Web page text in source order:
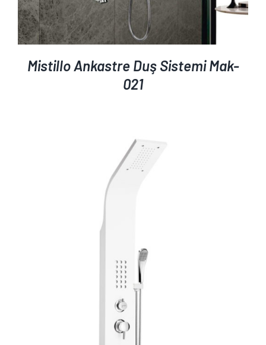
Mistillo Ankastre Duş Sistemi Mak-
021
AYRINTILAR